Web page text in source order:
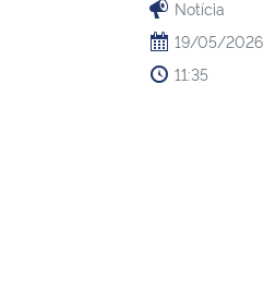
Notícia
19/05/2026
11:35